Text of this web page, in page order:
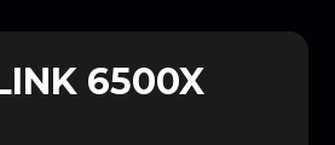
6500X